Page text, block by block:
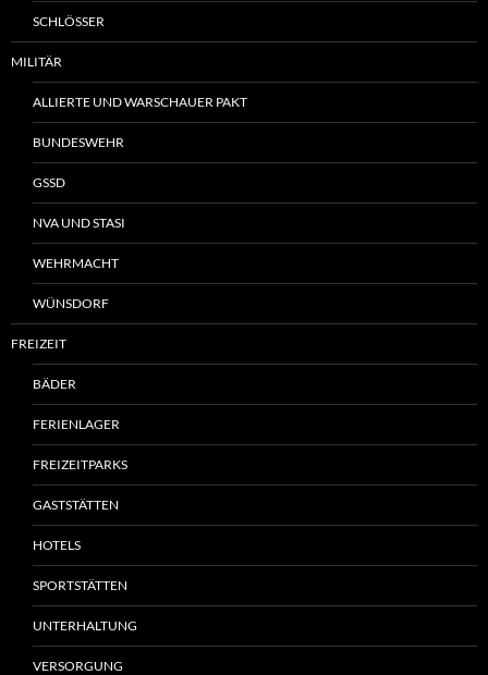
SCHLÖSSER
MILITÄR
ALLIERTE UND WARSCHAUER PAKT
BUNDESWEHR
GSSD
NVA UND STASI
WEHRMACHT
WÜNSDORF
FREIZEIT
BÄDER
FERIENLAGER
FREIZEITPARKS
GASTSTÄTTEN
HOTELS
SPORTSTÄTTEN
UNTERHALTUNG
VERSORGUNG